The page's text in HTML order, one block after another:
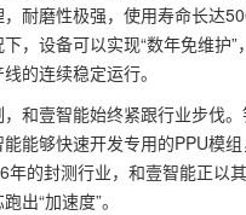
耐磨性极强，使用寿命长达
，设备可以实现“数年免维护”
的连续稳定运行。
和壹智能始终紧跟行业步伐
能够快速开发专用的PPU模
年的封测行业，和壹智能正以
出“加速度”。